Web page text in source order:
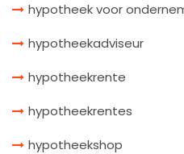
hypotheek voor
hypotheekadviseur
hypotheekrente
hypotheekrentes
hypotheekshop